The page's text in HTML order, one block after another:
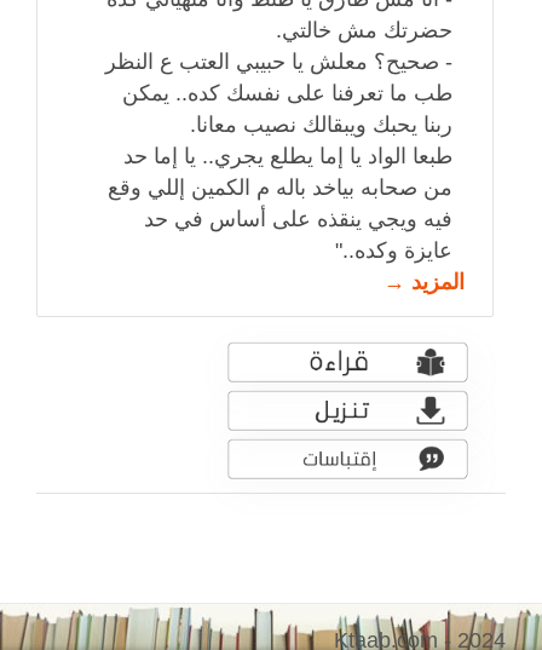
حضرتك مش خالتي.
- صحيح؟ معلش يا حبيبي العتب ع النظر
طب ما تعرفنا على نفسك كده.. يمكن
ربنا يحبك ويبقالك نصيب معانا.
طبعا الواد يا إما يطلع يجري.. يا إما حد
من صحابه بياخد باله م الكمين إللي وقع
فيه ويجي ينقذه على أساس في حد
عايزة وكده.."
المزيد →
Ktaab.com - 2024